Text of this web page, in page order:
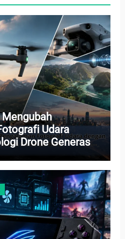
Udara
Drone Generasi